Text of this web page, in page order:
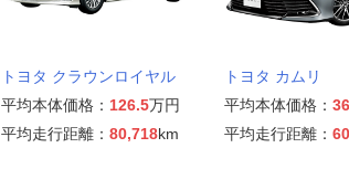
トヨタ クラウンロイヤル
平均本体価格： 126.5万円
平均走行距離： 80,718km
トヨタ カムリ
平均本体価格：
平均走行距離：